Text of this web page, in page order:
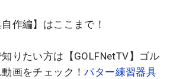
自作編】はここまで！
りたい方は【GOLFNetTV】ゴル
画をチェック！パター練習器具